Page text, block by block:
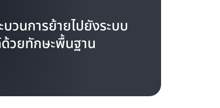
บวนการย้ายไปยังระบบ
วยทักษะพื้นฐาน